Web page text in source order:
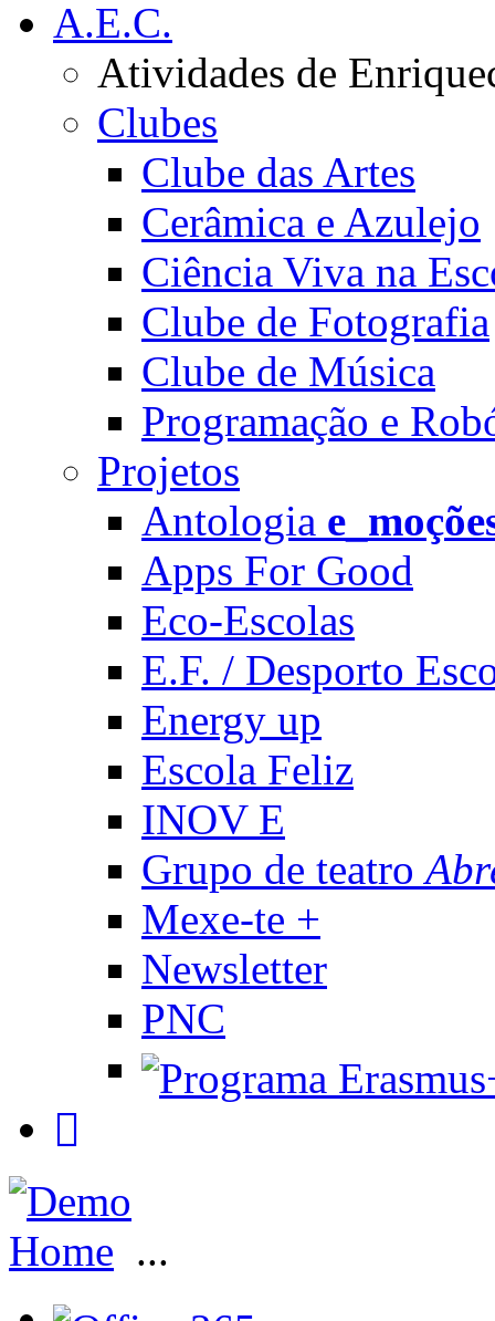
A.E.C.
Atividades de
Clubes
Clube das Artes
Cerâmica e Azulejo
Ciência Viva na
Clube de Fotografia
Clube de Música
Programação e
Projetos
Antologia
Apps For Good
Eco-Escolas
E.F. / Desporto
Energy up
Escola Feliz
INOV E
Grupo de teatro
Mexe-te +
Newsletter
PNC
Home ...